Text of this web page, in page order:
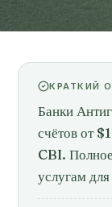
КРАТКИЙ
Банки
счётов от
CBI.
услугам